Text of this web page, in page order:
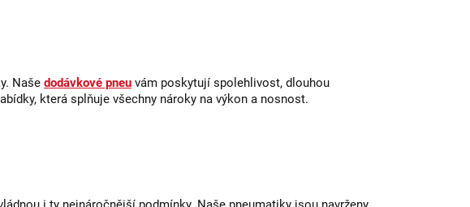
Naše dodávkové pneu vám poskytují spolehlivost, dlouhou
která splňuje všechny nároky na výkon a nosnost.